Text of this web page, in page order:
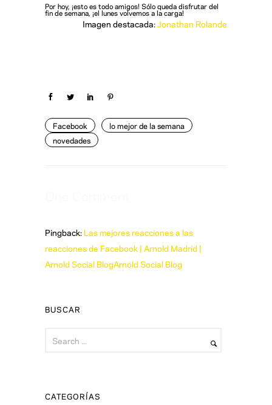
Por hoy, ¡esto es todo amigos! Sólo queda disfrutar del
fin de semana, ¡el lunes volvemos a la carga!
Imagen destacada:Jonathan Rolande
Facebook
lo mejor de la semana
novedades
Pingback: Las mejores reacciones a las
reacciones de Facebook | Arnold Madrid |
Arnold Social BlogArnold Social Blog
BUSCAR
CATEGORÍAS